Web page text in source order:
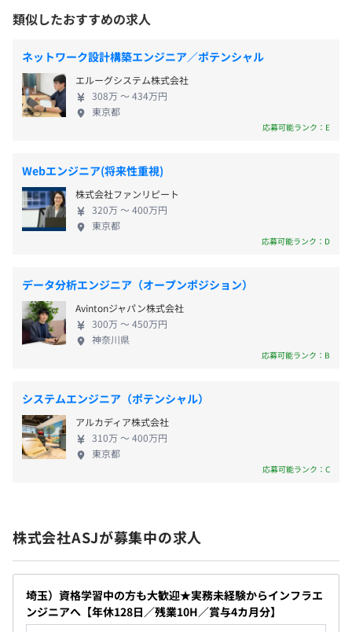
■データベース：MariaDB、MySQL、PostgreSQL
■仮想化：Hyper-V（一部環境）
■ネットワーク：自社データセンター運用（埼玉・姫
路）、DMZ構成
■セキュリティ認証：PCI DSS、ISMS、プライバシーマ
■サービス基盤：ASJサーバ、決済代行、HotBiz（グルー
プウェア）、商工会議所検定受付システム、オンラインゲ
ームなど
年に2回、9月と3月の賞与支給のタイミングで人事考課を
おこなっています。
上長と面談をおこない、前半の振り返りと後半の目標設定
を実施しています。
【目標設定】⇒【面談】⇒【結果査定】をおこないます。
ても相談できます。
JR山陽本線「姫路駅」
通勤手当（上限30,000円／月）
昇給査定年1 回（4月）
各種社会保険完備（雇用保険・労災保険・健康保険・厚生
年金保険）
関東ITソフトウェア健康保険組合加入
無期雇用
サービスは、自社データセンターを活用し、 インフ
ラからアプリケーションまで自社完結で開発・運用
しています。 ２０２４年１０月には兵庫県に「姫路
ラボ＆データセンター」を新たに竣工しました。 お
客様のご要望に応える提案の選択肢をさらに増や
し、業容の拡大を目指していきます。 現在は東証ス
タンダード市場および名証メイン市場に上場してお
Mission 日本のために 日本の企業のために 日本
で働くすべての人のために 海外で働く日本人のた
めに Vision お客様の課題を発見し、解決へと導
き、 さらなる発展と働きやすい環境づくりを支援
する。 上記をMissionおよびVisionに掲げています。
お話ししてみませんか？
類似したおすすめの求人
ネットワーク設計構築エンジニア／ポテンシャル
エルーグシステム株式会社
308万 〜 434万円
東京都
応募可能ランク：E
Webエンジニア(将来性重視)
株式会社ファンリピート
320万 〜 400万円
東京都
応募可能ランク：D
データ分析エンジニア（オープンポジション）
Avintonジャパン株式会社
300万 〜 450万円
神奈川県
応募可能ランク：B
システムエンジニア（ポテンシャル）
アルカディア株式会社
310万 〜 400万円
東京都
応募可能ランク：C
株式会社ASJが募集中の求人
埼玉）資格学習中の方も大歓迎★実務未経験からインフラエ
ンジニアへ【年休128日／残業10H／賞与4カ月分】